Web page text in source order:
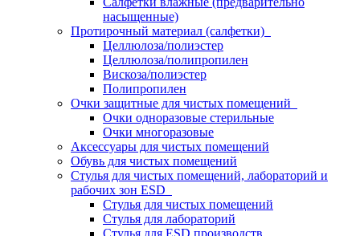
насыщенные)
Протирочный материал (салфетки)
Целлюлоза/полиэстер
Целлюлоза/полипропилен
Вискоза/полиэстер
Полипропилен
Очки защитные для чистых помещений
Очки одноразовые стерильные
Очки многоразовые
Аксессуары для чистых помещений
Обувь для чистых помещений
Стулья для чистых помещений, лабораторий и
рабочих зон ESD
Стулья для чистых помещений
Стулья для лабораторий